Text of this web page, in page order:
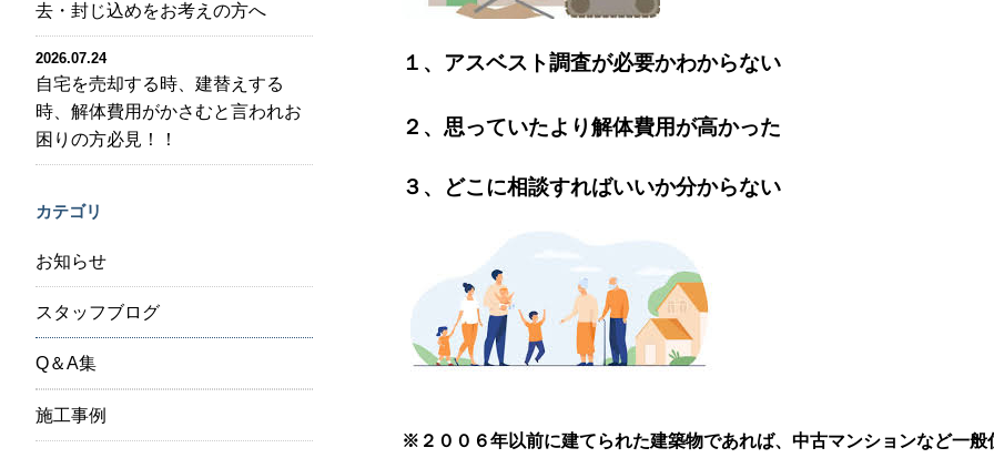
去・封じ込めをお考えの方へ
2026.07.24
自宅を売却する時、建替えする
時、解体費用がかさむと言われお
困りの方必見！！
カテゴリ
お知らせ
スタッフブログ
Q＆A集
施工事例
１、アスベスト調査が必要かわからない
２、思っていたより解体費用が高かった
３、どこに相談すればいいか分からない
※２００６年以前に建てられた建築物であれば、中古マンションなど一般